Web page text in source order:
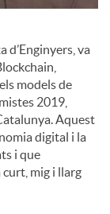
d’Enginyers, va
models de
2019,
Aquest
digital i la
i que
curt, mig i llarg